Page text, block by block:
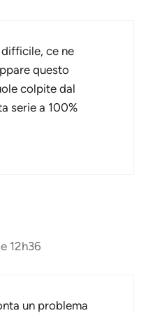
ce ne
questo
colpite dal
serie a 100%
12h36
un problema